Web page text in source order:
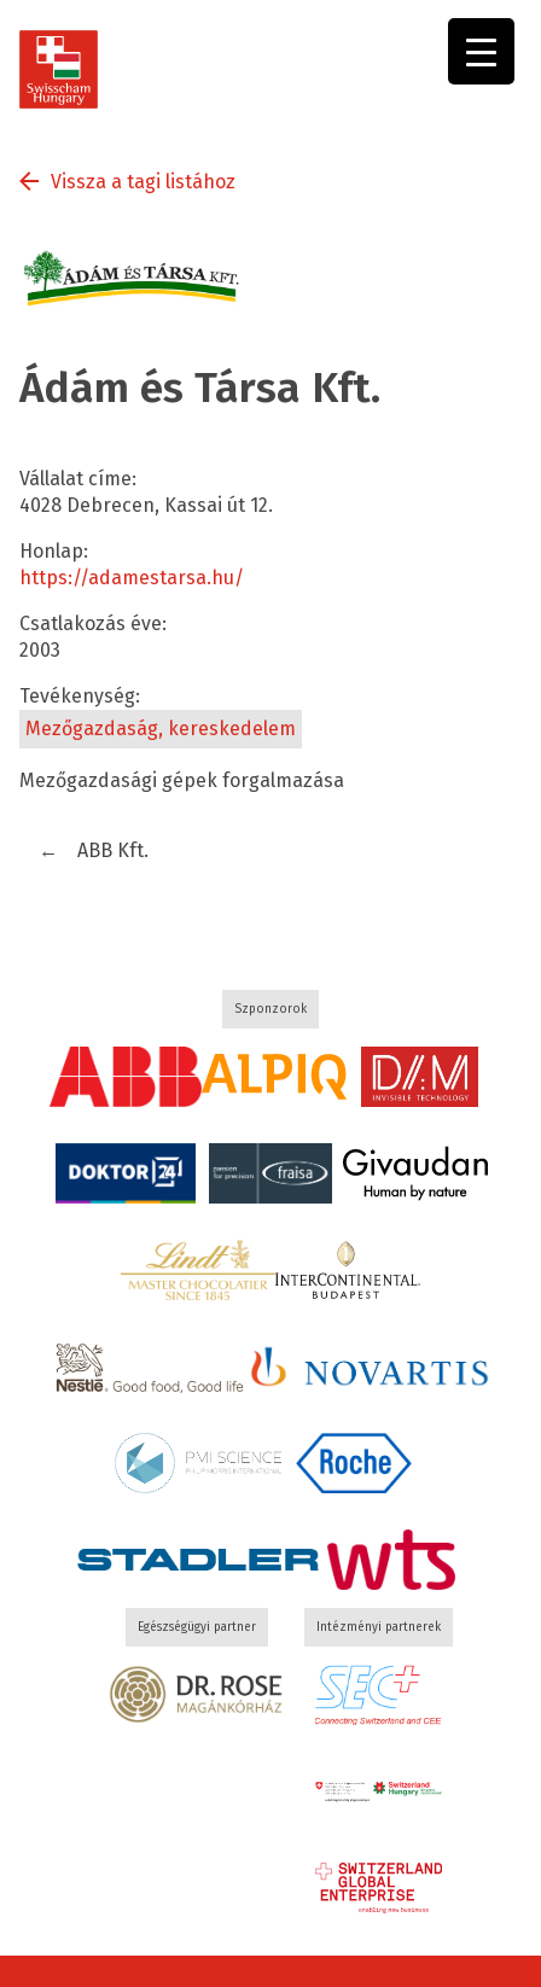
Vissza a tagi listához
Ádám és Társa Kft.
Vállalat címe:
4028 Debrecen, Kassai út 12.
Honlap:
https://adamestarsa.hu/
Csatlakozás éve:
2003
Tevékenység:
Mezőgazdaság, kereskedelem
Mezőgazdasági gépek forgalmazása
← ABB Kft.
Szponzorok
Egészségügyi partner Intézményi partnerek